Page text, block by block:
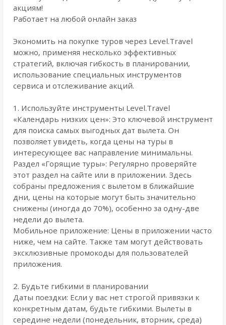
акциям!
Работает на любой онлайн заказ
Экономить на покупке туров через Level.Travel
можно, применяя несколько эффективных
стратегий, включая гибкость в планировании,
использование специальных инструментов
сервиса и отслеживание акций.
1. Используйте инструменты Level.Travel
«Календарь низких цен»: Это ключевой инструмент
для поиска самых выгодных дат вылета. Он
позволяет увидеть, когда цены на туры в
интересующее вас направление минимальны.
Раздел «Горящие туры»: Регулярно проверяйте
этот раздел на сайте или в приложении. Здесь
собраны предложения с вылетом в ближайшие
дни, цены на которые могут быть значительно
снижены (иногда до 70%), особенно за одну-две
недели до вылета.
Мобильное приложение: Цены в приложении часто
ниже, чем на сайте. Также там могут действовать
эксклюзивные промокоды для пользователей
приложения.
2. Будьте гибкими в планировании
Даты поездки: Если у вас нет строгой привязки к
конкретным датам, будьте гибкими. Вылеты в
середине недели (понедельник, вторник, среда)